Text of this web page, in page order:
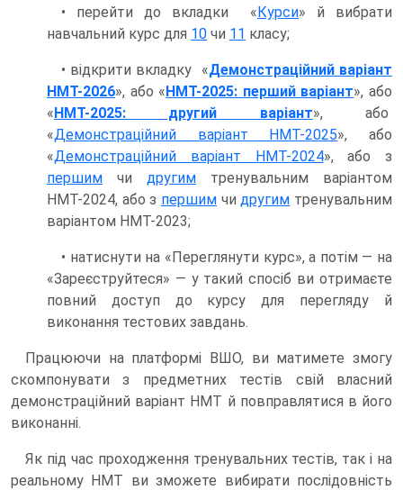
• перейти до вкладки «Курси» й вибрати
навчальний курс для 10 чи 11 класу;
• відкрити вкладку «Демонстраційний варіант
НМТ-2026», або «НМТ-2025: перший варіант», або
«НМТ-2025: другий варіант», або
«Демонстраційний варіант НМТ-2025», або
«Демонстраційний варіант НМТ-2024», або з
першим чи другим тренувальним варіантом
НМТ-2024, або з першим чи другим тренувальним
варіантом НМТ-2023;
• натиснути на «Переглянути курс», а потім — на
«Зареєструйтеся» — у такий спосіб ви отримаєте
повний доступ до курсу для перегляду й
виконання тестових завдань.
Працюючи на платформі ВШО, ви матимете змогу
скомпонувати з предметних тестів свій власний
демонстраційний варіант НМТ й повправлятися в його
виконанні.
Як під час проходження тренувальних тестів, так і на
реальному НМТ ви зможете вибирати послідовність